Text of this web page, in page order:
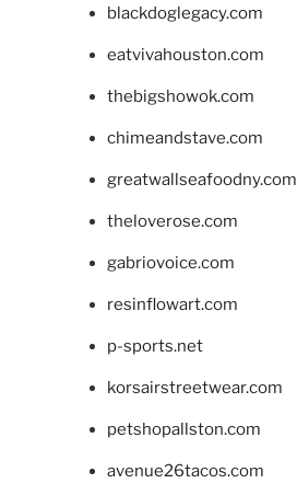
blackdoglegacy.com
eatvivahouston.com
thebigshowok.com
chimeandstave.com
greatwallseafoodny.com
theloverose.com
gabriovoice.com
resinflowart.com
p-sports.net
korsairstreetwear.com
petshopallston.com
avenue26tacos.com